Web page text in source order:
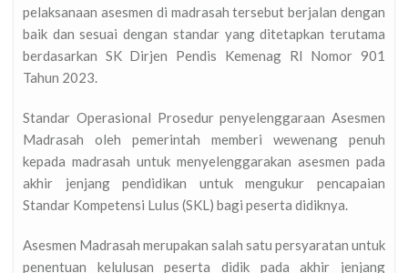
Makassar?
pelaksanaan asesmen di madrasah tersebut berjalan dengan
baik dan sesuai dengan standar yang ditetapkan terutama
berdasarkan SK Dirjen Pendis Kemenag RI Nomor 901
Tahun 2023.
Standar Operasional Prosedur penyelenggaraan Asesmen
Madrasah oleh pemerintah memberi wewenang penuh
kepada madrasah untuk menyelenggarakan asesmen pada
akhir jenjang pendidikan untuk mengukur pencapaian
Standar Kompetensi Lulus (SKL) bagi peserta didiknya.
Asesmen Madrasah merupakan salah satu persyaratan untuk
penentuan kelulusan peserta didik pada akhir jenjang